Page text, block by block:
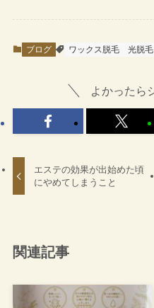
ブログ ワックス脱毛 光脱毛
よかったら
エステの効果が出始めた頃
にやめてしまうこと
関連記事